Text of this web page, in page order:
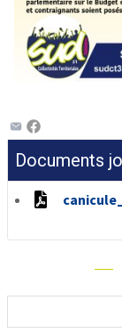
Documents